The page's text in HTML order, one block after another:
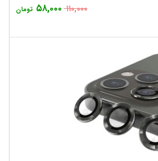
۱۱۰,۰۰۰ ۵۸,۰۰۰ تومان